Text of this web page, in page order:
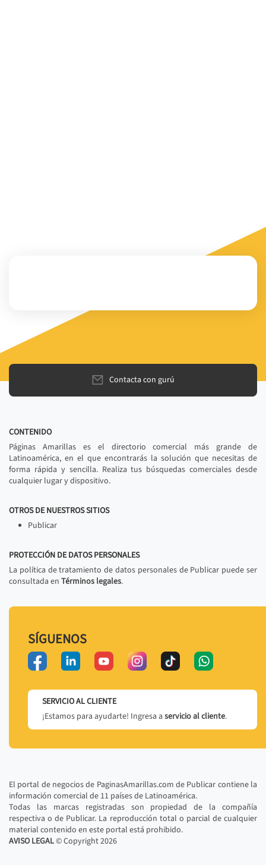
Contacta con gurú
CONTENIDO
Páginas Amarillas es el directorio comercial más grande de
Latinoamérica, en el que encontrarás la solución que necesitas de
forma rápida y sencilla. Realiza tus búsquedas comerciales desde
cualquier lugar y dispositivo.
OTROS DE NUESTROS SITIOS
Publicar
PROTECCIÓN DE DATOS PERSONALES
La política de tratamiento de datos personales de Publicar puede ser
consultada en Términos legales.
SÍGUENOS
SERVICIO AL CLIENTE
¡Estamos para ayudarte! Ingresa a servicio al cliente.
El portal de negocios de PaginasAmarillas.com de Publicar contiene la
información comercial de 11 países de Latinoamérica.
Todas las marcas registradas son propiedad de la compañía
respectiva o de Publicar. La reproducción total o parcial de cualquier
material contenido en este portal está prohibido.
AVISO LEGAL© Copyright2026